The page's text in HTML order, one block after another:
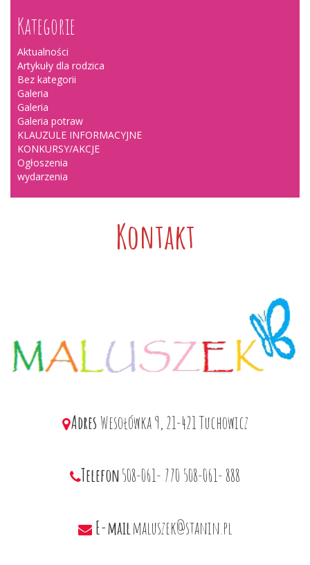
Kategorie
Aktualności
Artykuły dla rodzica
Bez kategorii
Galeria
Galeria
Galeria potraw
KLAUZULE INFORMACYJNE
KONKURSY/AKCJE
Ogłoszenia
wydarzenia
Kontakt
Adres Wesołówka 9, 21-421 Tuchowicz
Telefon508-061- 770 508-061- 888
E-mail maluszek@stanin.pl